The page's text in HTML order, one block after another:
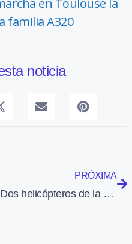
en Toulouse la
familia A320
noticia
PRÓXIMA
Dos helicópteros de la policía chocan en el estadio olímpico de Berlín